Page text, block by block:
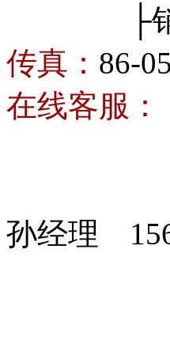
├销售
传真： 86-
在线客服：
孙经理